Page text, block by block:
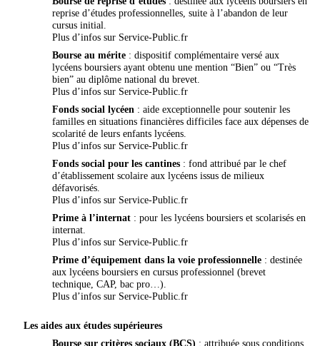
reprise d’études professionnelles, suite à l’abandon de leur
cursus initial.
Plus d’infos sur Service-Public.fr
Bourse au mérite : dispositif complémentaire versé aux
lycéens boursiers ayant obtenu une mention “Bien” ou “Très
bien” au diplôme national du brevet.
Plus d’infos sur Service-Public.fr
Fonds social lycéen : aide exceptionnelle pour soutenir les
familles en situations financières difficiles face aux dépenses de
scolarité de leurs enfants lycéens.
Plus d’infos sur Service-Public.fr
Fonds social pour les cantines : fond attribué par le chef
d’établissement scolaire aux lycéens issus de milieux
défavorisés.
Plus d’infos sur Service-Public.fr
Prime à l’internat : pour les lycéens boursiers et scolarisés en
internat.
Plus d’infos sur Service-Public.fr
Prime d’équipement dans la voie professionnelle : destinée
aux lycéens boursiers en cursus professionnel (brevet
technique, CAP, bac pro…).
Plus d’infos sur Service-Public.fr
Les aides aux études supérieures
Bourse sur critères sociaux (BCS) : attribuée sous conditions